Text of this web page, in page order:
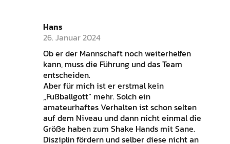
Hans
26. Januar 2024
Ob er der Mannschaft noch weiterhelfen
kann, muss die Führung und das Team
entscheiden.
Aber für mich ist er erstmal kein
„Fußballgott“ mehr. Solch ein
amateurhaftes Verhalten ist schon selten
auf dem Niveau und dann nicht einmal die
Größe haben zum Shake Hands mit Sane.
Disziplin fördern und selber diese nicht an